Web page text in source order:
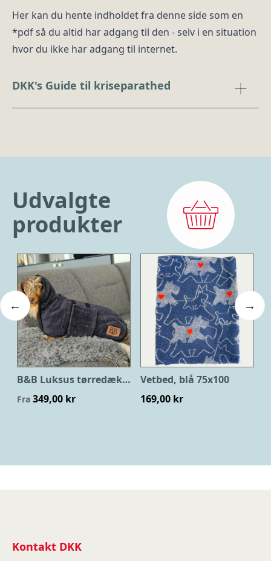
Her kan du hente indholdet fra denne side som en
*pdf så du altid har adgang til den - selv i en situation
hvor du ikke har adgang til internet.
DKK's Guide til kriseparathed
Udvalgte
produkter
B&B Luksus tørredækken
Fra 349,00 kr
Vetbed, blå 75x100
169,00 kr
Kontakt DKK